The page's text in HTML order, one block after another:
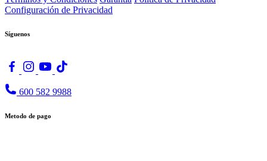
Configuración de Privacidad
Síguenos
600 582 9988
Metodo de pago